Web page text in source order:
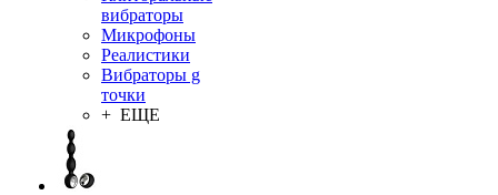
вибраторы
Микрофоны
Реалистики
Вибраторы g
точки
+ ЕЩЕ